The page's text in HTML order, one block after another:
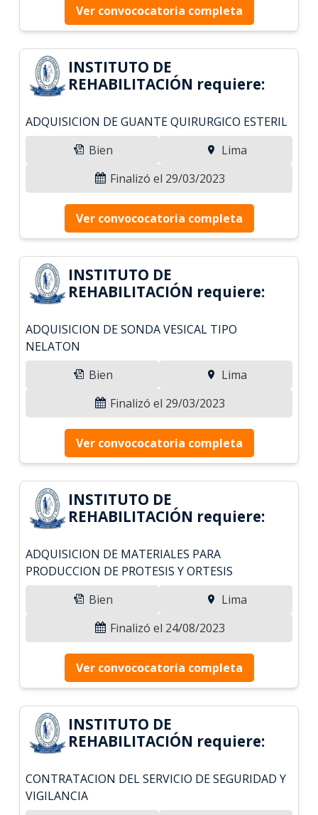
Ver convococatoria completa
INSTITUTO DE
REHABILITACIÓN requiere:
ADQUISICION DE GUANTE QUIRURGICO ESTERIL
Bien
Lima
Finalizó el 29/03/2023
Ver convococatoria completa
INSTITUTO DE
REHABILITACIÓN requiere:
ADQUISICION DE SONDA VESICAL TIPO
NELATON
Bien
Lima
Finalizó el 29/03/2023
Ver convococatoria completa
INSTITUTO DE
REHABILITACIÓN requiere:
ADQUISICION DE MATERIALES PARA
PRODUCCION DE PROTESIS Y ORTESIS
Bien
Lima
Finalizó el 24/08/2023
Ver convococatoria completa
INSTITUTO DE
REHABILITACIÓN requiere:
CONTRATACION DEL SERVICIO DE SEGURIDAD Y
VIGILANCIA